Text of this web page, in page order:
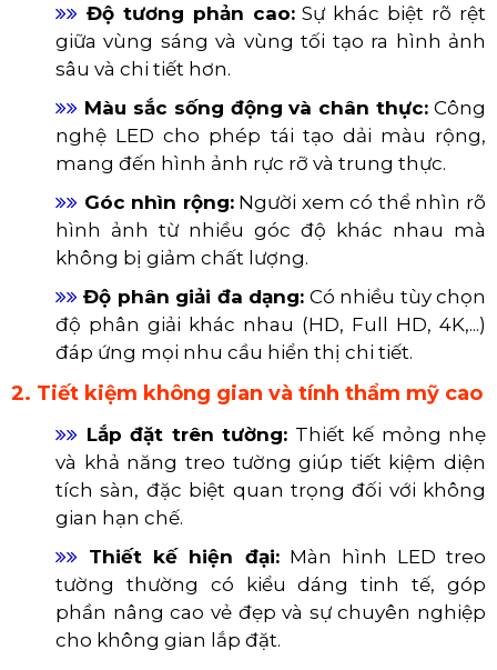
Màn Hình LED Treo Tường
TREO TƯỜNG
1. Chất lượng hình ảnh vượt trội
Độ sáng cao:Màn hình LED có độ sáng
cao hơn nhiều so với các công nghệ hiển thị
khác, giúp hình ảnh hiển thị rõ ràng ngay cả
trong môi trường có ánh sáng mạnh.
Độ tương phản cao:Sự khác biệt rõ rệt
giữa vùng sáng và vùng tối tạo ra hình ảnh
sâu và chi tiết hơn.
Màu sắc sống động và chân thực:Công
nghệ LED cho phép tái tạo dải màu rộng,
mang đến hình ảnh rực rỡ và trung thực.
Góc nhìn rộng:
hình ảnh từ nhiều góc độ khác nhau mà
không bị giảm chất lượng.
Độ phân giải đa dạng: Có nhiều tùy chọn
độ phân giải khác nhau (HD, Full HD, 4K,...)